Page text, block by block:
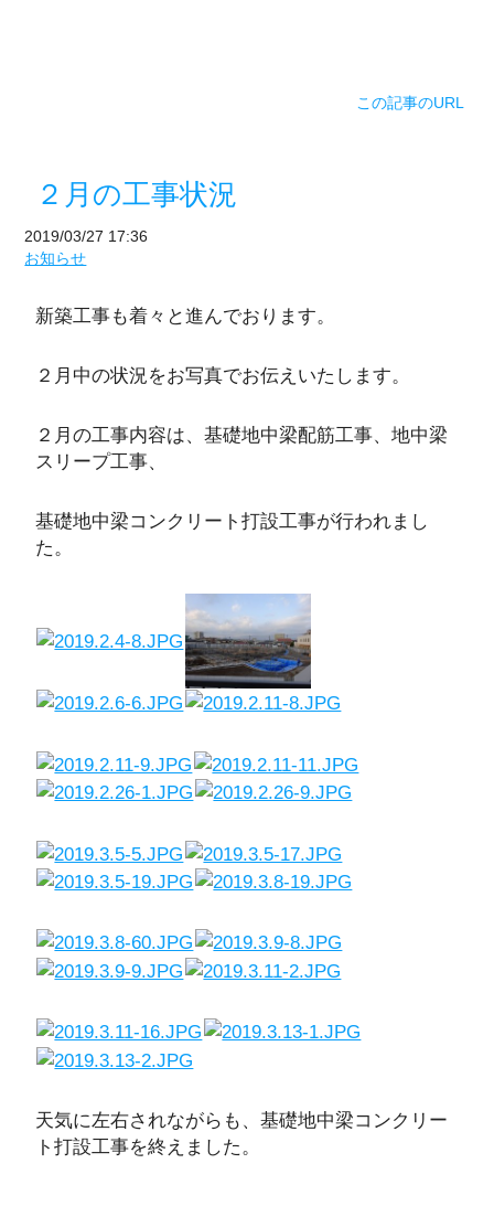
この記事のURL
２月の工事状況
2019/03/27 17:36
お知らせ
新築工事も着々と進んでおります。
２月中の状況をお写真でお伝えいたします。
２月の工事内容は、基礎地中梁配筋工事、地中梁
スリープ工事、
基礎地中梁コンクリート打設工事が行われまし
た。
天気に左右されながらも、基礎地中梁コンクリー
ト打設工事を終えました。